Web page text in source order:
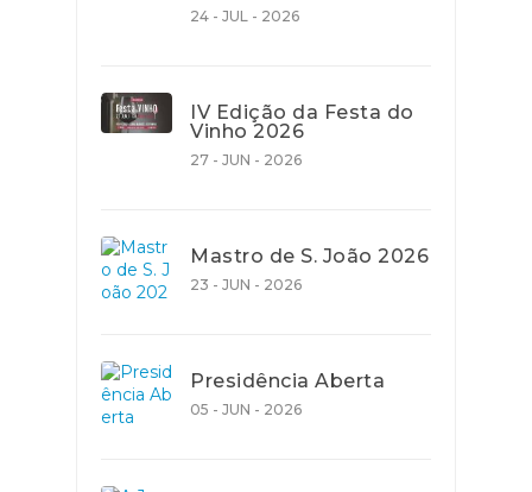
24 - JUL - 2026
IV Edição da Festa do
Vinho 2026
27 - JUN - 2026
Mastro de S. João 2026
23 - JUN - 2026
Presidência Aberta
05 - JUN - 2026